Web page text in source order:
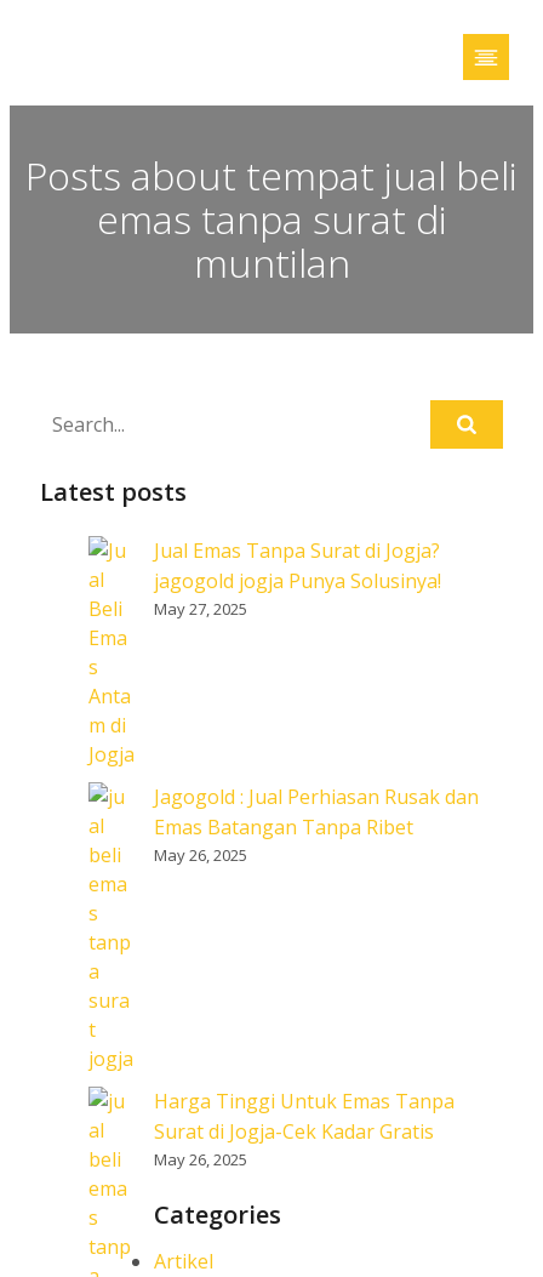
Posts about tempat jual beli
emas tanpa surat di
muntilan
Latest posts
Jual Emas Tanpa Surat di Jogja?
jagogold jogja Punya Solusinya!
May 27, 2025
Jagogold : Jual Perhiasan Rusak dan
Emas Batangan Tanpa Ribet
May 26, 2025
Harga Tinggi Untuk Emas Tanpa
Surat di Jogja-Cek Kadar Gratis
May 26, 2025
Categories
Artikel